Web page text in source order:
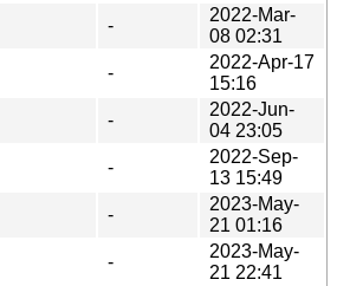
-
2022-Mar-
08 02:31
-
2022-Apr-17
15:16
-
2022-Jun-
04 23:05
-
2022-Sep-
13 15:49
-
2023-May-
21 01:16
-
2023-May-
21 22:41